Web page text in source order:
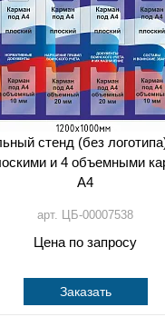
стенд (без
и 4 объемными
А4
арт. ЦБ-00007538
Цена по запросу
Заказать